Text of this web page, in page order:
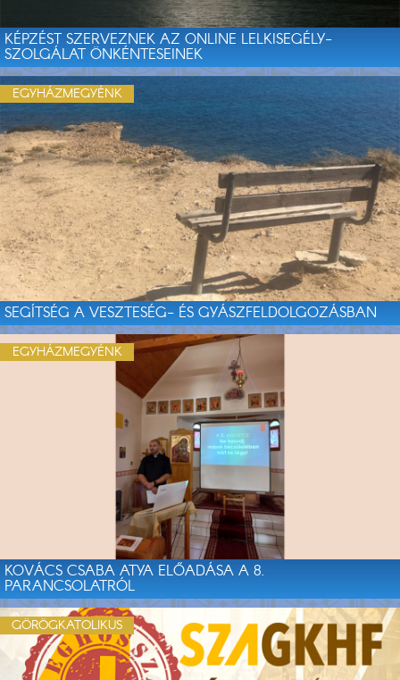
KÉPZÉST SZERVEZNEK AZ ONLINE LELKISEGÉLY-
SZOLGÁLAT ÖNKÉNTESEINEK
SEGÍTSÉG A VESZTESÉG- ÉS GYÁSZFELDOLGOZÁSBAN
EGYHÁZMEGYÉNK
KOVÁCS CSABA ATYA ELŐADÁSA A 8.
PARANCSOLATRÓL
EGYHÁZMEGYÉNK
GÖRÖGKATOLIKUS